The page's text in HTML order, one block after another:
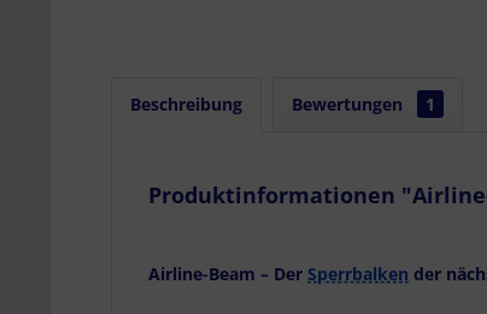
Beschreibung Bewertungen 1
Produktinformationen
Airline-Beam – Der Sperrbalken der